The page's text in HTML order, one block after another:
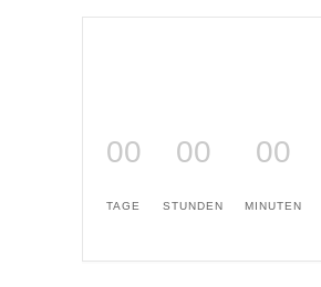
00
TAGE
00
STUNDEN
00
MINUTEN